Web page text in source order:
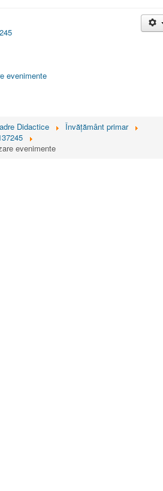
evenimente
Didactice
Învățământ primar
evenimente